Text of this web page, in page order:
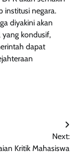
institusi negara.
diyakini akan
kondusif,
dapat
Next:
Kritik Mahasiswa